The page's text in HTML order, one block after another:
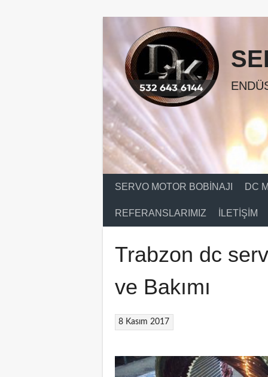
SERVO MOTOR BOBINAJI DC
REFERANSLARIMIZ İLETIŞIM
Trabzon dc
ve Bakımı
8 Kasım 2017